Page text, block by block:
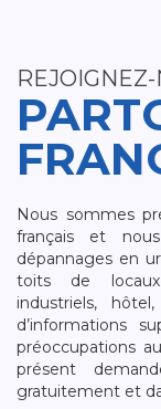
Nous sommes
français et
dépannages en
toits de locaux
industriels,
d’informations
préoccupations au
présent
gratuitement et